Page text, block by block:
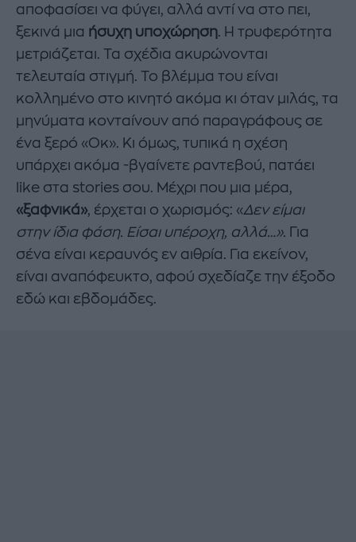
αποφασίσει να φύγει, αλλά αντί να στο πει,
ξεκινά μια ήσυχη υποχώρηση. Η τρυφερότητα
μετριάζεται. Τα σχέδια ακυρώνονται
τελευταία στιγμή. Το βλέμμα του είναι
κολλημένο στο κινητό ακόμα κι όταν μιλάς, τα
μηνύματα κονταίνουν από παραγράφους σε
ένα ξερό «Οκ». Κι όμως, τυπικά η σχέση
υπάρχει ακόμα -βγαίνετε ραντεβού, πατάει
like στα stories σου. Μέχρι που μια μέρα,
«ξαφνικά», έρχεται ο χωρισμός: «Δεν είμαι
στην ίδια φάση. Είσαι υπέροχη, αλλά…». Για
σένα είναι κεραυνός εν αιθρία. Για εκείνον,
είναι αναπόφευκτο, αφού σχεδίαζε την έξοδο
εδώ και εβδομάδες.